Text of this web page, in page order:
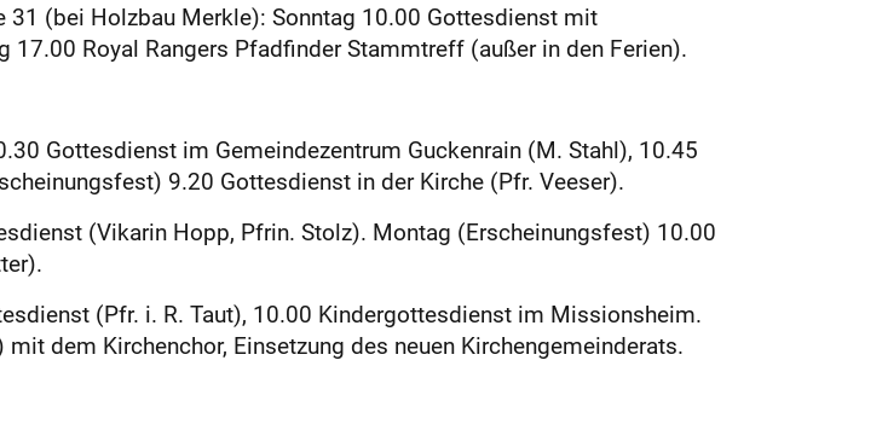
31 (bei Holzbau Merkle): Sonntag 10.00 Gottesdienst mit
Royal Rangers Pfadfinder Stammtreff (außer in den Ferien).
Gottesdienst im Gemeindezentrum Guckenrain (M. Stahl), 10.45
9.20 Gottesdienst in der Kirche (Pfr. Veeser).
(Vikarin Hopp, Pfrin. Stolz). Montag (Erscheinungsfest) 10.00
(Pfr. i. R. Taut), 10.00 Kindergottesdienst im Missionsheim.
dem Kirchenchor, Einsetzung des neuen Kirchengemeinderats.